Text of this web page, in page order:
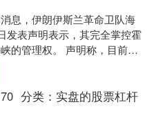
息，伊朗伊斯兰革命卫队海
发表声明表示，其完全掌控霍
的管理权。 声明称，目前仅
船只依据特定规定通过海
否认了关于....
分类： 实盘的股票杠杆